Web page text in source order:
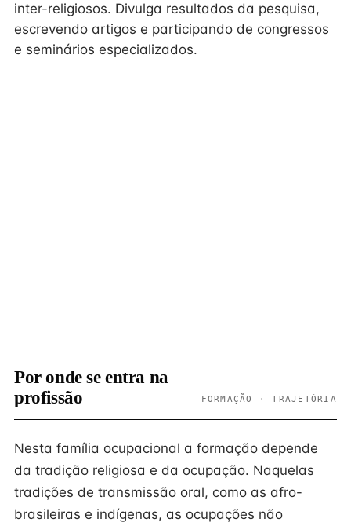
inter-religiosos. Divulga resultados da pesquisa,
escrevendo artigos e participando de congressos
e seminários especializados.
Por onde se entra na
profissão
FORMAÇÃO · TRAJETÓRIA
Nesta família ocupacional a formação depende
da tradição religiosa e da ocupação. Naquelas
tradições de transmissão oral, como as afro-
brasileiras e indígenas, as ocupações não